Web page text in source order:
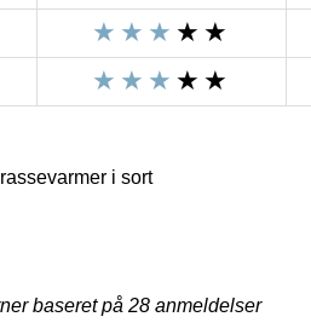
i sort
baseret på 28 anmeldelser